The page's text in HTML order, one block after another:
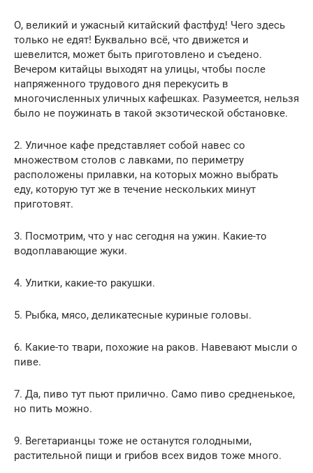
О, великий и ужасный китайский фастфуд! Чего здесь
только не едят! Буквально всё, что движется и
шевелится, может быть приготовлено и съедено.
Вечером китайцы выходят на улицы, чтобы после
напряженного трудового дня перекусить в
многочисленных уличных кафешках. Разумеется, нельзя
было не поужинать в такой экзотической обстановке.
2. Уличное кафе представляет собой навес со
множеством столов с лавками, по периметру
расположены прилавки, на которых можно выбрать
еду, которую тут же в течение нескольких минут
приготовят.
3. Посмотрим, что у нас сегодня на ужин. Какие-то
водоплавающие жуки.
4. Улитки, какие-то ракушки.
5. Рыбка, мясо, деликатесные куриные головы.
6. Какие-то твари, похожие на раков. Навевают мысли о
пиве.
7. Да, пиво тут пьют прилично. Само пиво средненькое,
но пить можно.
9. Вегетарианцы тоже не останутся голодными,
растительной пищи и грибов всех видов тоже много.